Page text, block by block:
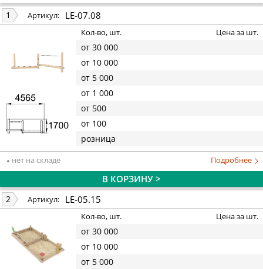
1 Артикул: LE-07.08
Кол-во, шт. Цена за шт.
от 30 000
от 10 000
от 5 000
от 1 000
от 500
от 100
розница
нет на складе Подробнее
В КОРЗИНУ >
2 Артикул: LE-05.15
Кол-во, шт. Цена за шт.
от 30 000
от 10 000
от 5 000